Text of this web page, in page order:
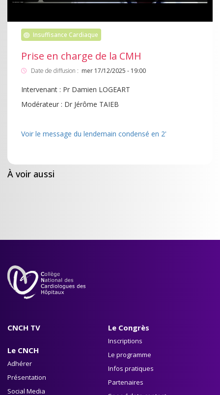
Insuffisance Cardiaque
Prise en charge de la CMH
Date de diffusion : mer 17/12/2025 - 19:00
Intervenant : Pr Damien LOGEART
Modérateur : Dr Jérôme TAIEB
Voir le message du lendemain condensé en 2'
À voir aussi
CNCH TV
Le CNCH
Adhérer
Présentation
Social Media
Le Congrès
Inscriptions
Le programme
Infos pratiques
Partenaires